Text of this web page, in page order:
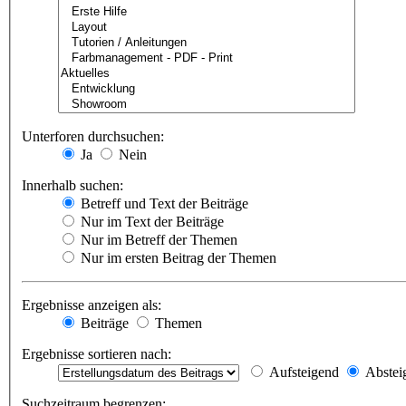
Unterforen durchsuchen:
Ja
Nein
Innerhalb suchen:
Betreff und Text der Beiträge
Nur im Text der Beiträge
Nur im Betreff der Themen
Nur im ersten Beitrag der Themen
Ergebnisse anzeigen als:
Beiträge
Themen
Ergebnisse sortieren nach:
Aufsteigend